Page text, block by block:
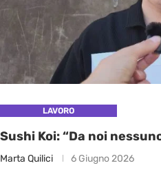
LAVORO
Sushi Koi: “Da noi
Marta Quilici 6 Giugno 2026